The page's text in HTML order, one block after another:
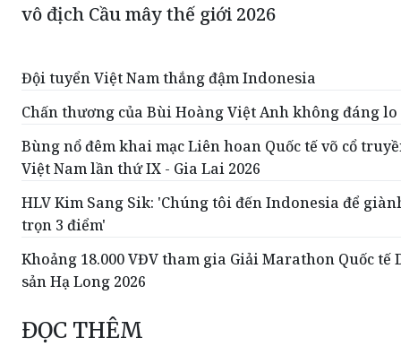
vô địch Cầu mây thế giới 2026
Đội tuyển Việt Nam thắng đậm Indonesia
Chấn thương của Bùi Hoàng Việt Anh không đáng
Bùng nổ đêm khai mạc Liên hoan Quốc tế võ cổ
Việt Nam lần thứ IX - Gia Lai 2026
HLV Kim Sang Sik: 'Chúng tôi đến Indonesia để
trọn 3 điểm'
Khoảng 18.000 VĐV tham gia Giải Marathon Quốc tế
sản Hạ Long 2026
ĐỌC THÊM